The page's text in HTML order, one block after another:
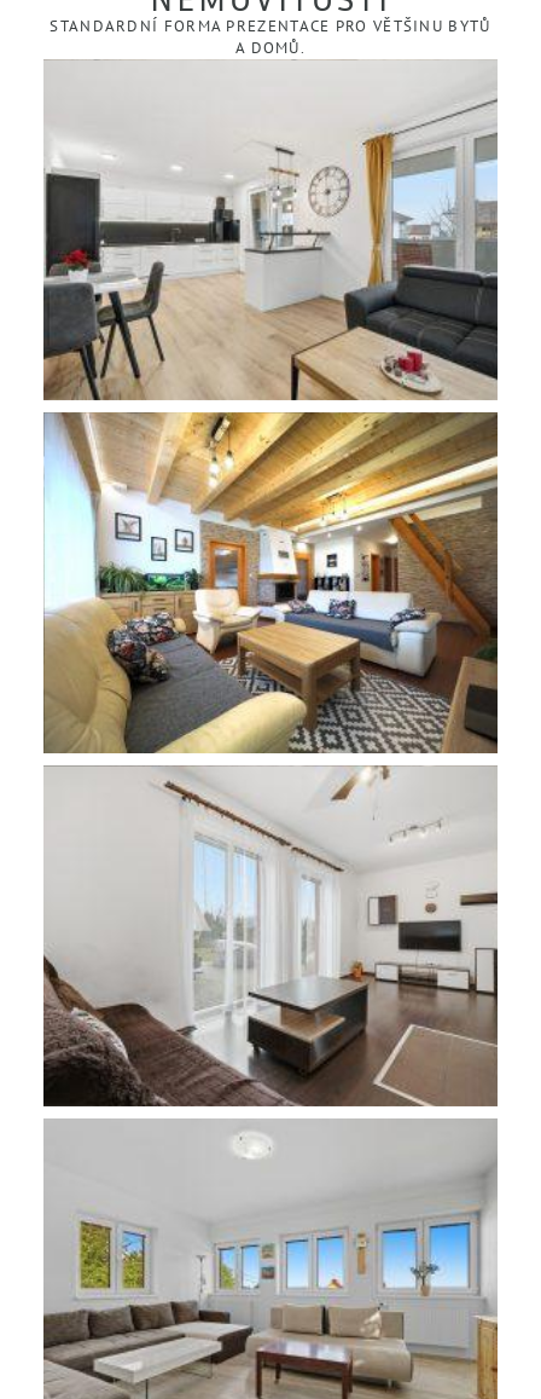
STANDARDNÍ FORMA PREZENTACE PRO VĚTŠINU BYTŮ
A DOMŮ.